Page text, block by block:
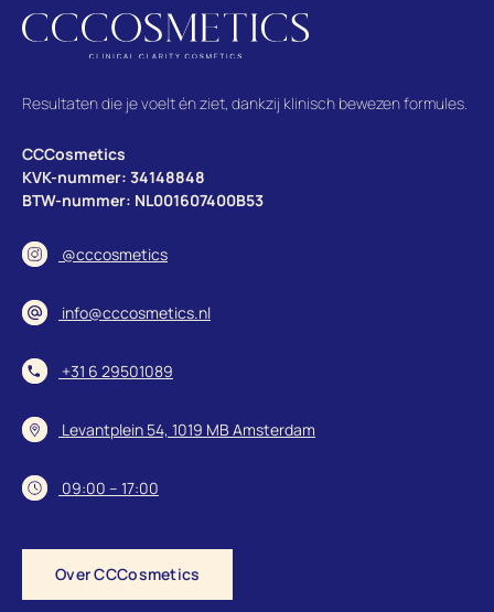
Resultaten die je voelt én ziet, dankzij klinisch bewezen formules.
CCCosmetics
KVK-nummer: 34148848
BTW-nummer: NL001607400B53
@cccosmetics
info@cccosmetics.nl
+31 6 29501089
Levantplein 54, 1019 MB Amsterdam
09:00 – 17:00
Over CCCosmetics